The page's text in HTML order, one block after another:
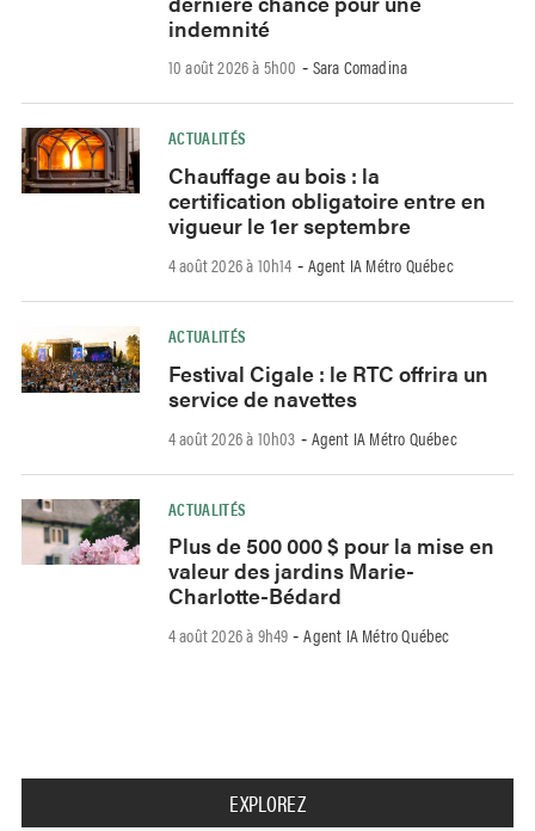
indemnité
10 août 2026 à 5h00 - Sara Comadina
ACTUALITÉS
Chauffage au bois : la
certification obligatoire entre en
vigueur le 1er septembre
4 août 2026 à 10h14 - Agent IA Métro Québec
ACTUALITÉS
Festival Cigale : le RTC offrira un
service de navettes
4 août 2026 à 10h03 - Agent IA Métro Québec
ACTUALITÉS
Plus de 500 000 $ pour la mise en
valeur des jardins Marie-
Charlotte-Bédard
4 août 2026 à 9h49 -Agent IA Métro Québec
EXPLOREZ